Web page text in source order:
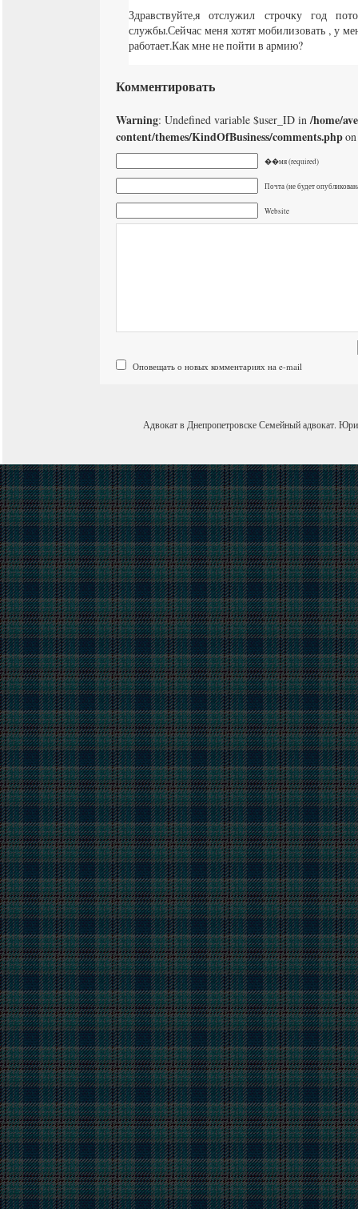
Здравствуйте,я отслужил строчку год
службы.Сейчас меня хотят мобилизовать , у
работает.Как мне не пойти в армию?
Комментировать
Warning: Undefined variable $user_ID in/home/
content/themes/KindOfBusiness/comments.php
��мя (required)
Почта (не будет
Website
Оповещать о новых комментариях на e-mail
Адвокат в ДнепропетровскеСемейный адвокат.